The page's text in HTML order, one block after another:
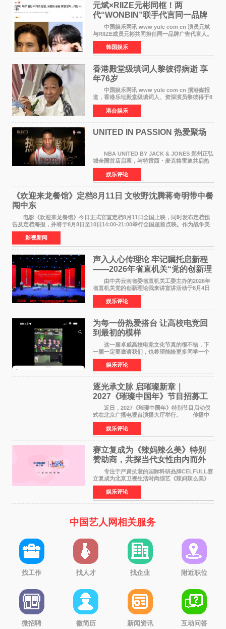
元斌×RIIZE元彬同框！两
代“WONBIN”联手代言同一品牌
颜值天花板合体
中国娱乐网讯 www yule com cn 演员元斌
与RIIZE成员元彬共同担任同一品牌广告代言人。
6日据独家报道，继演员元斌之后，RIIZE元彬最
近也被选为某在线中介平台A公司的共同广告代言
人，两人将作
韩国娱乐
香港殿堂级填词人黎彼得病逝 享
年76岁​
中国娱乐网讯 www yule com cn 据港媒报
道，香港乐坛殿堂级填词人、资深演员黎彼得于8
月5日上午因病离世，终年76岁。好友钟志光透
露，黎彼得今年3月中风后便卧床休养，身体机能
持续衰退，最
港台娱乐
UNITED IN PASSION 热爱聚场
NBA UNITED BY JACK & JONES 郑州正弘
城全国首店启幕，与特雷西・麦克格雷迪共启热
爱 2026 年7 月21 日，
NBAUNITEDBYJACK&JONES 全国首店，于郑
州正弘城正式启幕。NBA 传奇球星
娱乐评论
《欢迎来龙餐馆》定档8月11日 文牧野沈腾蒋奇明带中餐
闯中东
电影《欢迎来龙餐馆》今日正式官宣定档8月11日全国上映，同时发布定档预
告及定档海报，并将于8月8日至10日14:00-21:00举行全国超前点映。作为战争美
食大片，影片讲述的是中国厨师徐福（沈腾
影视新闻
声入人心传理论 牢记嘱托启新程
——2026年省直机关“党的创新理
论我来讲”宣讲活动圆满落幕
由中共云南省委省直机关工委主办的2026年
省直机关党的创新理论我来讲宣讲活动于8月4日
至5日在昆明举办。活动以 "牢记嘱托 感恩奋进
开创云南发展新局面 "为主题，坚持以新时代中国
特色社会主义
娱乐评论
为每一份热爱搭台 让高校电竞回
到最初的模样
这一届卓威高校电竞文化节真的很不错，下
一届一定要邀请我们，也希望能给更多同学一个
来到现场的机会。 2026卓威高校电竞文化节
已经落下帷幕，在活动结束后，仍有不少高校电
竞社负责人和现
娱乐评论
逐光承文脉 启璀璨新章｜
2027《璀璨中国年》节目招募工
作圆满启动
近日，2027《璀璨中国年》特别节目启动仪
式在北京广播电视台演播大厅举行。 传播中
华优秀传统文化，弘扬纯正国风艺术，打造高规
格、高质感、正能量的文艺盛典，是璀璨中国年
矢志不渝的初心
娱乐评论
赛立复成为《辣妈辣么美》特别
赞助商，共探当代女性由内而外
活力美
专注于严肃抗衰的国际科研品牌CELFULL赛
立复成为北京卫视生活时尚综艺《辣妈辣么美》
的特别赞助商,明星辣妈袁咏仪倾情参与，向广大
都市女性传递健康生活新主张，寄语当代女性在
家庭与自我之间
娱乐评论
中国艺人网相关服务
找工作 找人才 找企业 附近职位
微招聘 微简历 新闻资讯 互动问答